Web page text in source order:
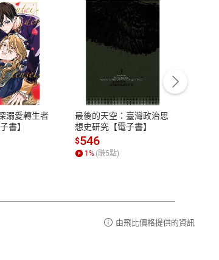
客服資訊
時間：週一到週五 10:00-12:00、
17:00 (國定假日及例假日休息)
電話：0080-1857077
溺愛轉生者
書】
最後的天空：臺灣政治思
想史研究【電子書】
$546
1% (賺5點)
由飛比價格提供的資訊